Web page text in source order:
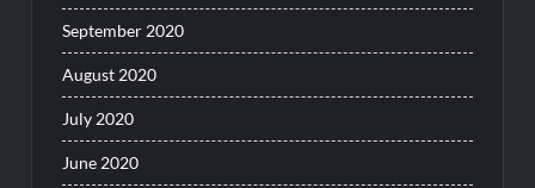
September 2020
August 2020
July 2020
June 2020